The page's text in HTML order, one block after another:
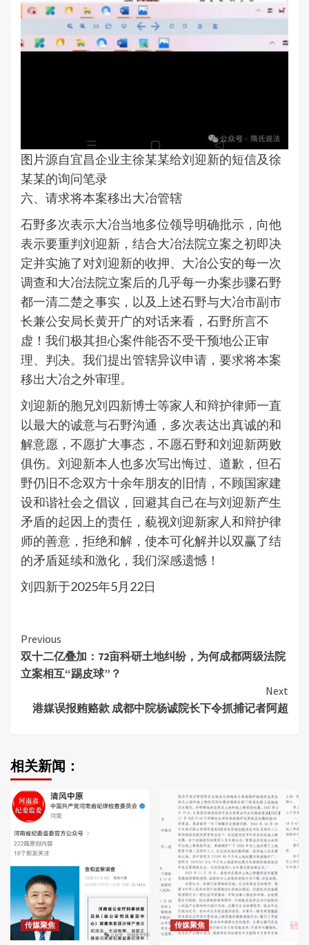
图片源自宜昌企业主徐某某给刘迎新的短信及徐
某某的询问笔录
六、请求将本案移出大冶管辖
石野多次表示大冶当地多位领导明确批示，向他
表示要重判刘迎新，结合大冶法院立案之初即决
定并实施了对刘迎新的收押、大冶公安的每一次
调查和大冶法院立案后的几乎每一办案步骤石野
都一清二楚之事实，以及上述石野与大冶市副市
长兼公安局长黄开广的对话来看，石野所言不
虚！我们极其担心案件能否不受干预地公正审
理、判决。我们提出管辖异议申请，要求将本案
移出大冶之外审理。
刘迎新的胞兄刘四新博士等家人和辩护律师一直
以最大的诚意与石野沟通，多次表达出真诚的和
解意愿，不愿扩大事态，不愿石野和刘迎新两败
俱伤。刘迎新本人也多次写出悔过、道歉，但石
野仍旧不念双方十余年朋友的旧情，不顾国家建
设和谐社会之倡议，回避其自己在与刘迎新产生
矛盾的起因上的责任，藐视刘迎新家人和辩护律
师的善意，拒绝和解，使本可化解并以双赢了结
的矛盾延续和激化，我们深感遗憾！
刘四新于2025年5月22日
Continue
Reading
Previous
双十二亿叠加：72亩科研土地纠纷，为何成都两级法院
立案相互“踢皮球”？
Next
港媒误报贿赂款 成都中院杨诚院长下令抓捕记者阿超
相关新闻：
传媒聚焦 传媒聚焦